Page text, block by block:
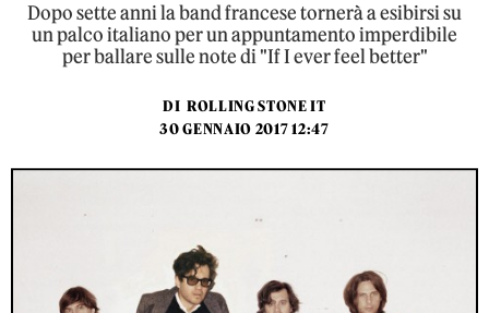
Dopo sette anni la band francese tornerà a esibirsi su
un palco italiano per un appuntamento imperdibile
per ballare sulle note di "If I ever feel better"
DI ROLLING STONE IT
30 GENNAIO 2017 12:47